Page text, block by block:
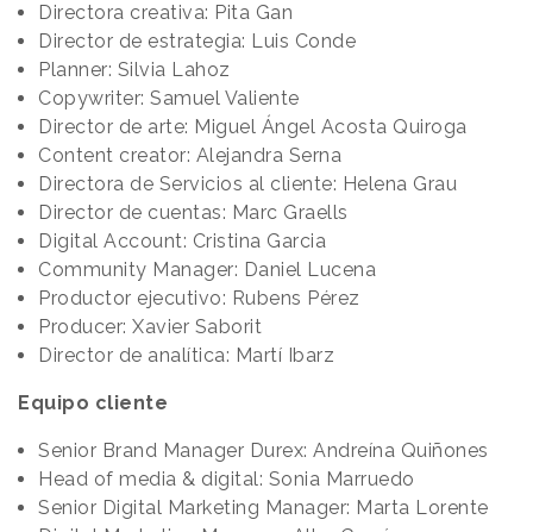
Directora creativa: Pita Gan
Director de estrategia: Luis Conde
Planner: Silvia Lahoz
Copywriter: Samuel Valiente
Director de arte: Miguel Ángel Acosta Quiroga
Content creator: Alejandra Serna
Directora de Servicios al cliente: Helena Grau
Director de cuentas: Marc Graells
Digital Account: Cristina Garcia
Community Manager: Daniel Lucena
Productor ejecutivo: Rubens Pérez
Producer: Xavier Saborit
Director de analítica: Martí Ibarz
Equipo cliente
Senior Brand Manager Durex: Andreína Quiñones
Head of media & digital: Sonia Marruedo
Senior Digital Marketing Manager: Marta Lorente